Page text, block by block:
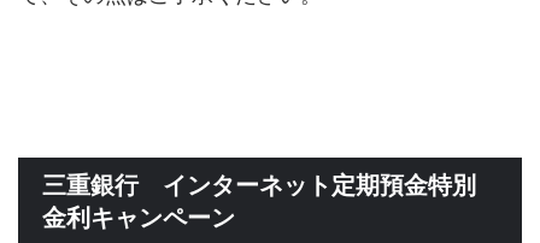
三重銀行 インターネット定期預金特別
金利キャンペーン